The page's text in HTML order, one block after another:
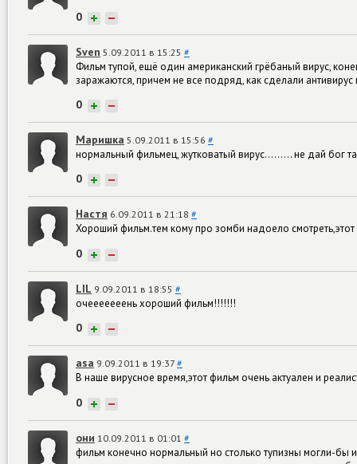
0 + −
Sven 5.09.2011 в 15:25 #
Фильм тупой, ещё один американский грёбаный вирус,
заражаются, причем не все подряд, как сделали
0 + −
Маришка 5.09.2011 в 15:56 #
нормальный фильмец, жутковатый вирус......... не дай бог
0 + −
Настя 6.09.2011 в 21:18 #
Хороший фильм.тем кому про зомби надоело
0 + −
LIL 9.09.2011 в 18:55 #
очееееееень хороший фильм!!!!!!!
0 + −
asa 9.09.2011 в 19:37 #
В наше вирусное время,этот фильм очень актуален и
0 + −
они 10.09.2011 в 01:01 #
фильм конечно нормальный но столько тупизны могли-бы